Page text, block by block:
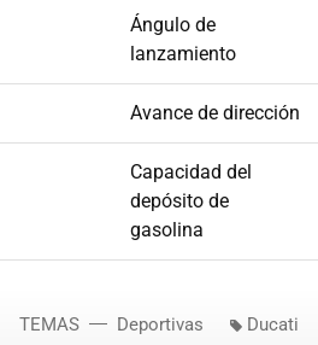
Ángulo de
lanzamiento
Avance de dirección
Capacidad del
depósito de
gasolina
TEMAS Deportivas Ducati